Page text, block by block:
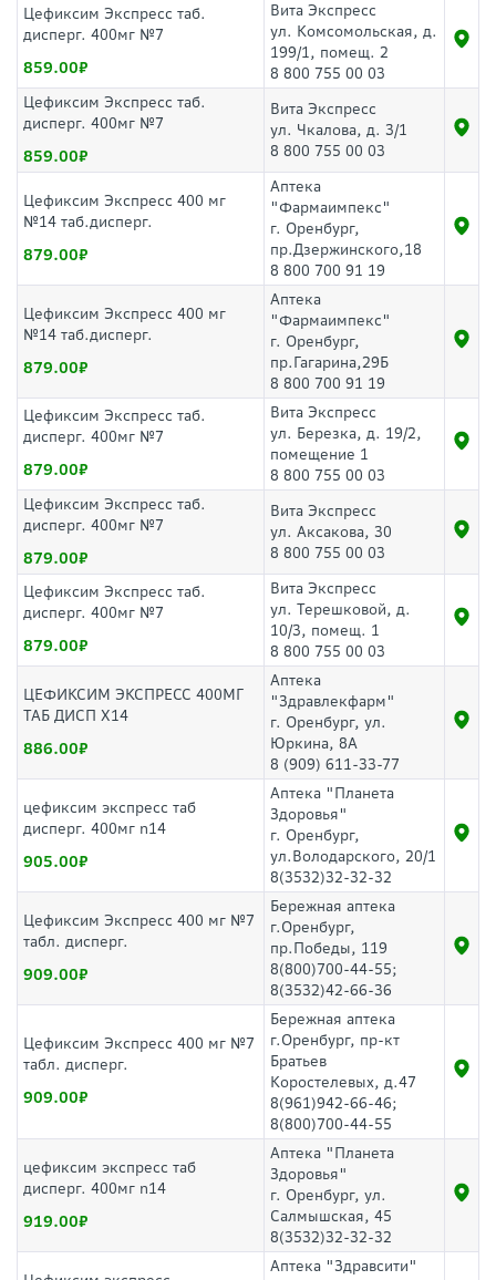
Цефиксим Экспресс таб.
дисперг. 400мг №7
859.00
Вита Экспресс
ул. Комсомольская, д.
199/1, помещ. 2
8 800 755 00 03
Цефиксим Экспресс таб.
дисперг. 400мг №7
859.00
Вита Экспресс
ул. Чкалова, д. 3/1
8 800 755 00 03
Цефиксим Экспресс 400 мг
№14 таб.дисперг.
879.00
Аптека
"Фармаимпекс"
г. Оренбург,
пр.Дзержинского,18
8 800 700 91 19
Цефиксим Экспресс 400 мг
№14 таб.дисперг.
879.00
Аптека
"Фармаимпекс"
г. Оренбург,
пр.Гагарина,29Б
8 800 700 91 19
Цефиксим Экспресс таб.
дисперг. 400мг №7
879.00
Вита Экспресс
ул. Березка, д. 19/2,
помещение 1
8 800 755 00 03
Цефиксим Экспресс таб.
дисперг. 400мг №7
879.00
Вита Экспресс
ул. Аксакова, 30
8 800 755 00 03
Цефиксим Экспресс таб.
дисперг. 400мг №7
879.00
Вита Экспресс
ул. Терешковой, д.
10/3, помещ. 1
8 800 755 00 03
ЦЕФИКСИМ ЭКСПРЕСС 400МГ
ТАБ ДИСП Х14
886.00
Аптека
"Здравлекфарм"
г. Оренбург, ул.
Юркина, 8А
8 (909) 611-33-77
цефиксим экспресс таб
дисперг. 400мг n14
905.00
Аптека "Планета
Здоровья"
г. Оренбург,
ул.Володарского, 20/1
8(3532)32-32-32
Цефиксим Экспресс 400 мг №7
табл. дисперг.
909.00
Бережная аптека
г.Оренбург,
пр.Победы, 119
8(800)700-44-55;
8(3532)42-66-36
Цефиксим Экспресс 400 мг №7
табл. дисперг.
909.00
Бережная аптека
г.Оренбург, пр-кт
Братьев
Коростелевых, д.47
8(961)942-66-46;
8(800)700-44-55
цефиксим экспресс таб
дисперг. 400мг n14
919.00
Аптека "Планета
Здоровья"
г. Оренбург, ул.
Салмышская, 45
8(3532)32-32-32
Аптека "Здравсити"